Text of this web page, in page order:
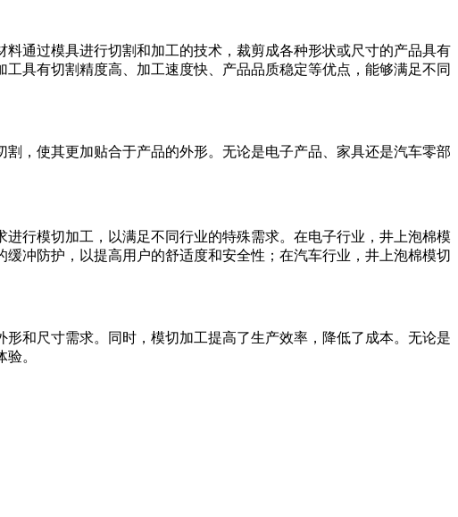
料通过模具进行切割和加工的技术，裁剪成各种形状或尺寸的产品具有
具有切割精度高、加工速度快、产品品质稳定等优点，能够满足不同
，使其更加贴合于产品的外形。无论是电子产品、家具还是汽车零部
行模切加工，以满足不同行业的特殊需求。在电子行业，井上泡棉模
冲防护，以提高用户的舒适度和安全性；在汽车行业，井上泡棉模切
和尺寸需求。同时，模切加工提高了生产效率，降低了成本。无论是
。